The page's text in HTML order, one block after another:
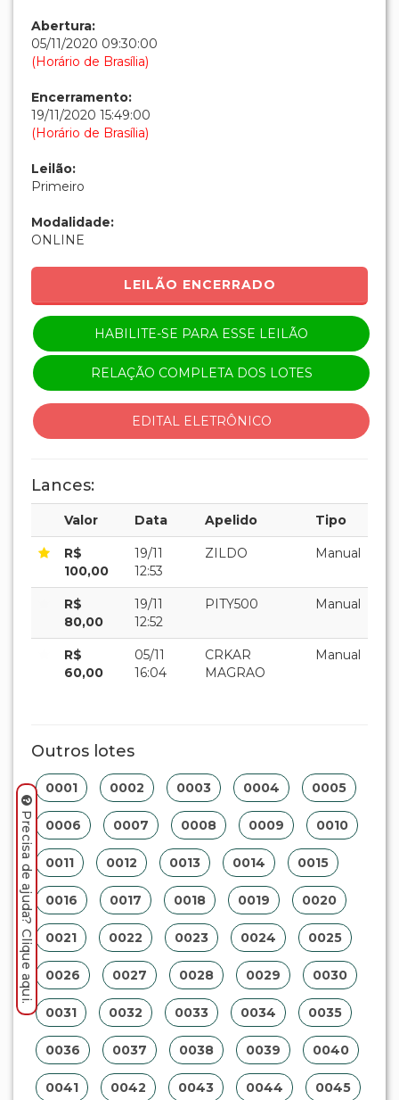
Abertura:
05/11/2020 09:30:00
(Horário de Brasília)
Encerramento:
19/11/2020 15:49:00
(Horário de Brasília)
Leilão:
Primeiro
Modalidade:
ONLINE
LEILÃO ENCERRADO
HABILITE-SE PARA ESSE LEILÃO
RELAÇÃO COMPLETA DOS LOTES
EDITAL ELETRÔNICO
Lances:
Valor Data Apelido Tipo
R$
100,00
19/11
12:53
ZILDO Manual
R$
80,00
19/11
12:52
PITY500 Manual
R$
60,00
05/11
16:04
CRKAR
MAGRAO
Manual
Outros lotes
0001 0002 0003 0004 0005
0006 0007 0008 0009 0010
0011 0012 0013 0014 0015
0016 0017 0018 0019 0020
0021 0022 0023 0024 0025
0026 0027 0028 0029 0030
0031 0032 0033 0034 0035
0036 0037 0038 0039 0040
0041 0042 0043 0044 0045
Precisa de ajuda? Clique aqui.